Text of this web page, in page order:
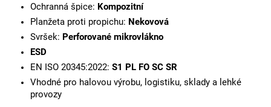
Ochranná špice: Kompozitní
Planžeta proti propichu: Nekovová
Svršek: Perforované mikrovlákno
ESD
EN ISO 20345:2022: S1 PL FO SC SR
Vhodné pro halovou výrobu, logistiku, sklady a lehké
provozy